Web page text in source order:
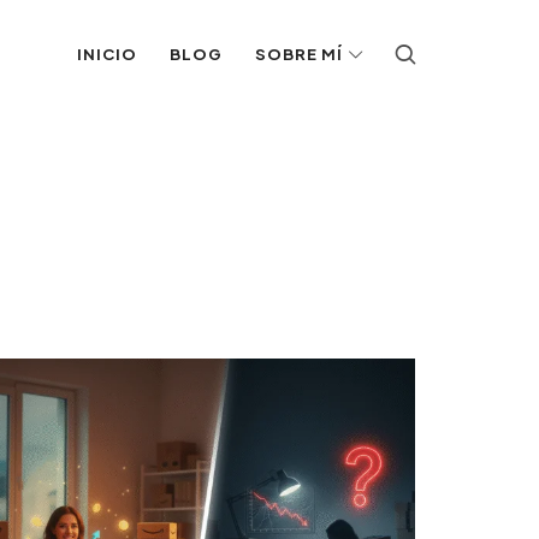
INICIO BLOG SOBRE MÍ